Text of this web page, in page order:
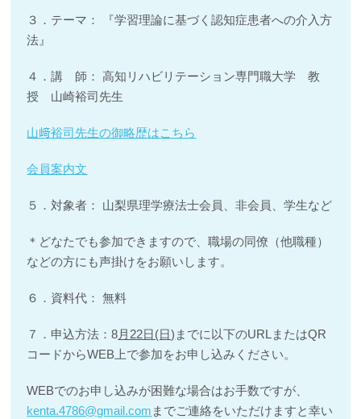
３．テーマ： 『学習理論に基づく認知症患者への介入方
法』
４．講 師： 高知リハビリテーション専門職大学 教
授 山崎裕司先生
山﨑裕司先生の御略歴はこちら
会員案内文
５．対象者： 山梨県理学療法士会員、非会員、学生など
＊どなたでも参加できますので、職場の同僚（他職種）
などの方にも声掛けをお願いします。
６．資料代： 無料
７．申込方法：8月22日(日) までに以下のURLまたはQR
コードからWEB上で参加をお申し込みください。
WEBでのお申し込みが困難な場合はお手数ですが、
kenta.4786@gmail.com までご連絡をいただけますと幸い